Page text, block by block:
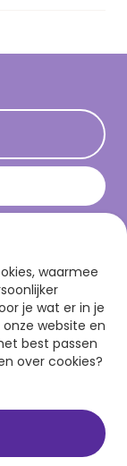
waarmee
je wat er in je
website en
best passen
over cookies?